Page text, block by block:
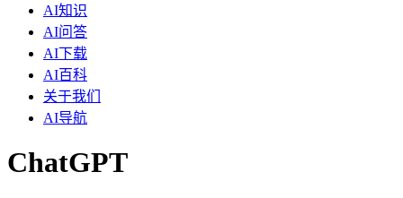
AI知识
AI问答
AI下载
AI百科
关于我们
AI导航
ChatGPT